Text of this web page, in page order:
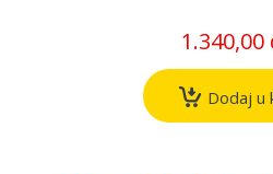
1.340,00
Dodaj u